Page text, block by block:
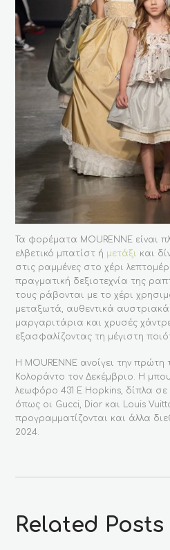
Τα φορέματα MOURENNE είναι
ελβετικό μπατίστ ή μετάξι και
στις ραμμένες στο χέρι
πραγματική δεξιοτεχνία της
τους ράβονται με το χέρι
μεταξωτά, αυθεντικά
μαργαριτάρια και χρυσές
εξασφαλίζοντας τη μέγιστη
Η MOURENNE ανοίγει την
Κολοράντο τον Δεκέμβριο. Η
λεωφόρο 431 E Hopkins, δίπλα σε
όπως οι Gucci, Dior και Louis
προγραμματίζονται και άλλα
2024.
Related Posts